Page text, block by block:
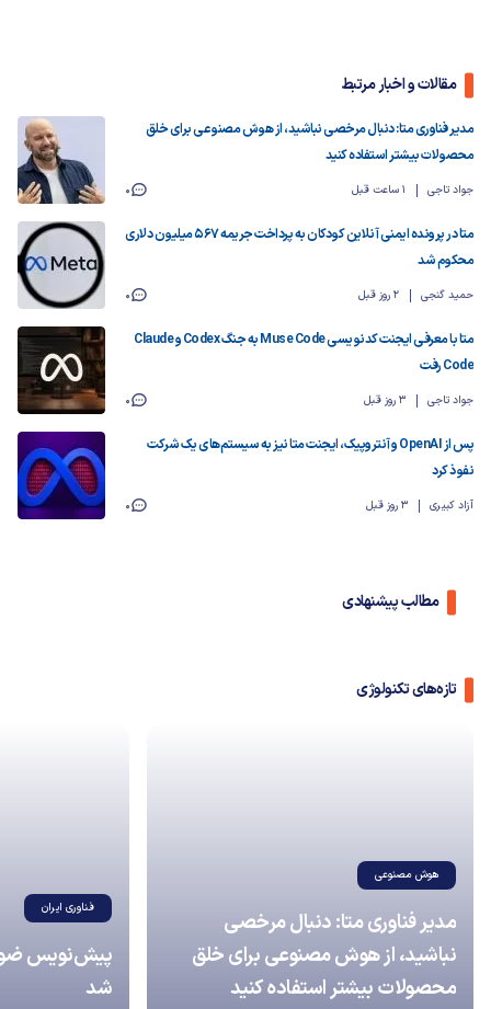
مقالات و اخبار مرتبط
مدیر فناوری متا: دنبال مرخصی نباشید، از هوش مصنوعی برای خلق
محصولات بیشتر استفاده کنید
جواد تاجی 1 ساعت قبل 0
متا در پرونده ایمنی آنلاین کودکان به پرداخت جریمه ۵۶۷ میلیون دلاری
محکوم شد
حمید گنجی 2 روز قبل 0
متا با معرفی ایجنت کدنویسی Muse Code به جنگ Codex و Claude
Code رفت
جواد تاجی 3 روز قبل 0
پس از OpenAI و آنتروپیک، ایجنت متا نیز به سیستم‌های یک شرکت
نفوذ کرد
آزاد کبیری 3 روز قبل 0
مطالب پیشنهادی
تازه‌های تکنولوژی
هوش مصنوعی
مدیر فناوری متا: دنبال مرخصی
نباشید، از هوش مصنوعی برای خلق
محصولات بیشتر استفاده کنید
فناوری ایران
پیش‌نویس
شد